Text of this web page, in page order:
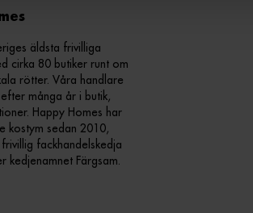
äldsta frivilliga
cirka 80 butiker runt om
rötter. Våra handlare
många år i butik,
Happy Homes har
kostym sedan 2010,
fackhandelskedja
kedjenamnet Färgsam.